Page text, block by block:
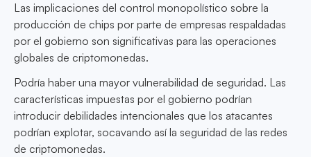
Las implicaciones del control monopolístico sobre la
producción de chips por parte de empresas respaldadas
por el gobierno son significativas para las operaciones
globales de criptomonedas.
Podría haber una mayor vulnerabilidad de seguridad. Las
características impuestas por el gobierno podrían
introducir debilidades intencionales que los atacantes
podrían explotar, socavando así la seguridad de las redes
de criptomonedas.